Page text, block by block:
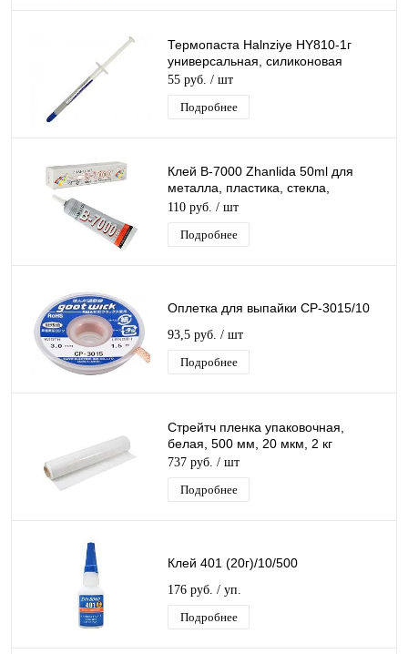
Термопаста Halnziye HY810-1г
универсальная, силиконовая
55 руб. / шт
Подробнее
Клей B-7000 Zhanlida 50ml для
металла, пластика, стекла,
керамики, дерева, кожи, резины
110 руб. / шт
Подробнее
Оплетка для выпайки CP-3015/10
93,5 руб. / шт
Подробнее
Стрейтч пленка упаковочная,
белая, 500 мм, 20 мкм, 2 кг
737 руб. / шт
Подробнее
Клей 401 (20г)/10/500
176 руб. / уп.
Подробнее